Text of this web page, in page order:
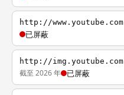
http://www.youtube.com
已屏蔽
http://img.youtube.com
截至 2026 年 已屏蔽